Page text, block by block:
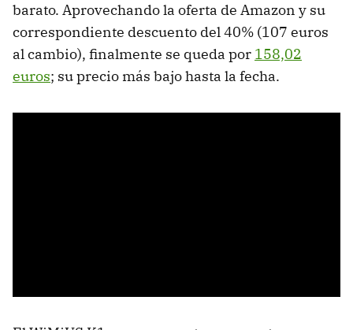
barato. Aprovechando la oferta de Amazon y su
correspondiente descuento del 40% (107 euros
al cambio), finalmente se queda por 158,02
euros; su precio más bajo hasta la fecha.